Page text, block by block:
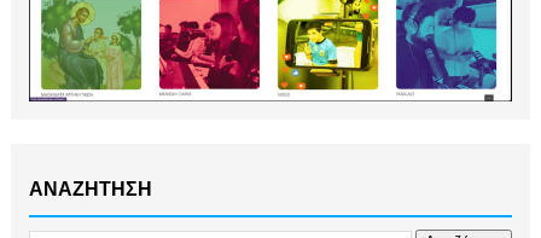
ΑΝΑΖΗΤΗΣΗ